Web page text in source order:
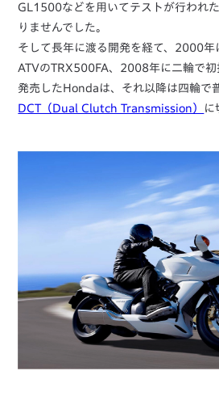
GL1500などを用いてテストが行われ
りませんでした。
そして長年に渡る開発を経て、2000年
ATVのTRX500FA、2008年に二輪で
発売したHondaは、それ以降は四輪で
DCT（Dual Clutch Transmission）
に